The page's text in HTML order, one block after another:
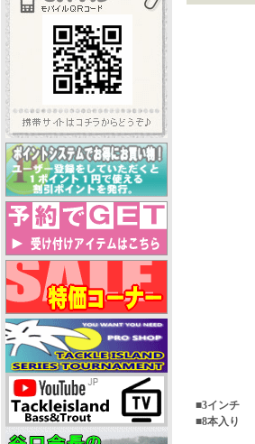
■3インチ
■8本入り